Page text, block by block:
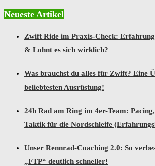
Neueste Artikel
Zwift Ride im Praxis-Check:
& Lohnt es sich wirklich?
Was brauchst du alles für Zwift? Eine
beliebtesten Ausrüstung!
24h Rad am Ring im 4er-Team:
Taktik für die Nordschleife
Unser Rennrad-Coaching 2.0: So
„FTP“ deutlich schneller!